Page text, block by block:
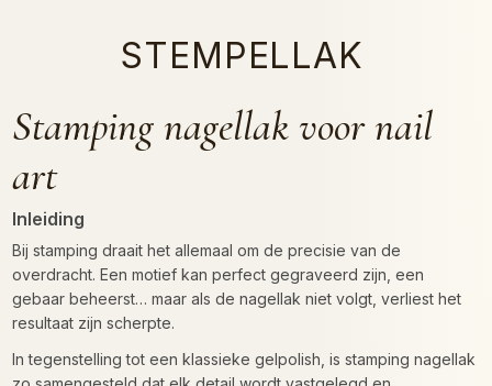
STEMPELLAK
Stamping nagellak voor nail
art
Inleiding
Bij stamping draait het allemaal om de precisie van de
overdracht. Een motief kan perfect gegraveerd zijn, een
gebaar beheerst… maar als de nagellak niet volgt, verliest het
resultaat zijn scherpte.
In tegenstelling tot een klassieke gelpolish, is stamping nagellak